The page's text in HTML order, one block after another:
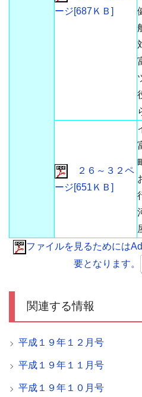
ージ[687ＫＢ]
２６～３２ペ
ージ[651ＫＢ]
ファイルを見るためには
要となります。
関連する情報
平成１９年１２月号
平成１９年１１月号
平成１９年１０月号